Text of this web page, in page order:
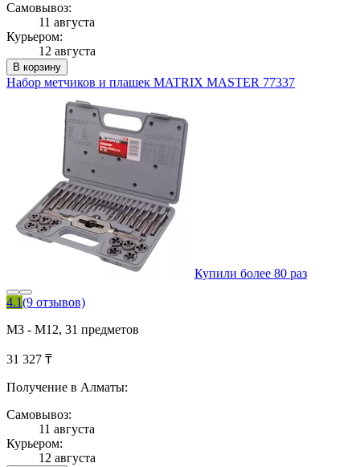
Самовывоз:
11 августа
Курьером:
12 августа
В корзину
Набор метчиков и плашек MATRIX MASTER 77337
Купили более 80 раз
4.1(9 отзывов)
М3 - М12, 31 предметов
31 327 ₸
Получение в Алматы:
Самовывоз:
11 августа
Курьером:
12 августа